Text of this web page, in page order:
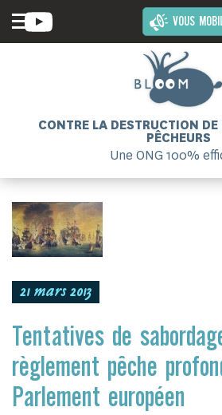
CONTRE LA DESTRUCTION
PÊCHEURS
Une ONG 100%
VOUS
21 mars 2013
Tentatives de
règlement pêche
Parlement européen